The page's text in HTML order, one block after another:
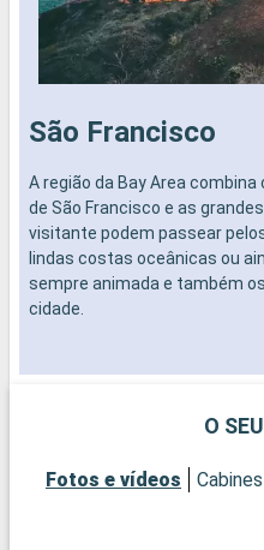
São Francisco
A região da Bay Area
de São Francisco e as
visitante podem passear
lindas costas oceânicas ou
sempre animada e também
cidade.
O
Fotos e vídeos Cabines